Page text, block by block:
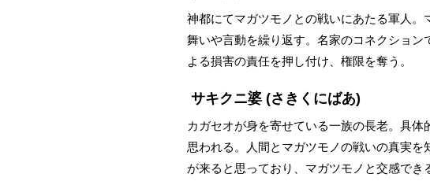
神都にてマガツモノとの戦いにあたる軍人
舞いや言動を繰り返す。名家のコネクショ
よる損害の責任を押し付け、権限を奪う。
サキクニ婆 (さきくにばあ)
カガセオが身を寄せている一族の長老。具
思われる。人間とマガツモノの戦いの真実
が来ると思っており、マガツモノと交感でき